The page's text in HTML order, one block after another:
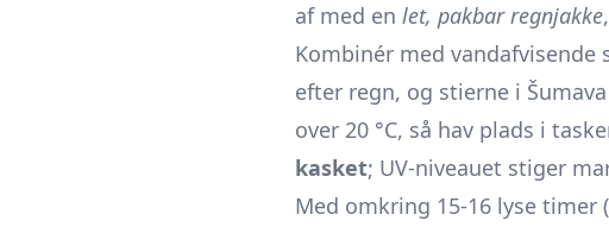
af med en let, pakbar regnjakke
Kombinér med
efter regn, og stierne i
over 20 °C, så hav plads i
kasket; UV-niveauet stiger
Med omkring 15-16 lyse timer